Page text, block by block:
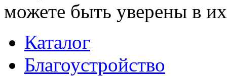
можете быть уверены в их
Каталог
Благоустройство